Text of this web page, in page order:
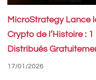
MicroStrategy Lance
Crypto de l’Histoire : 1
Distribués
17/01/2026